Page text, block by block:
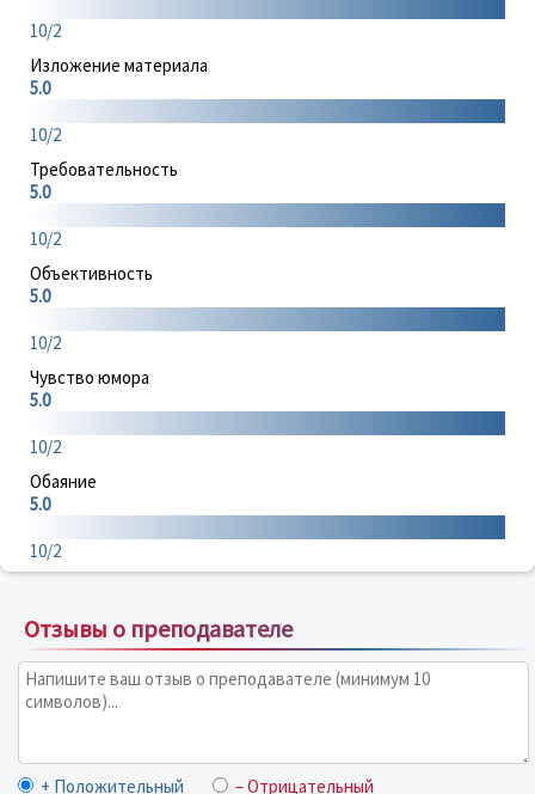
10/2
Изложение материала
5.0
10/2
Требовательность
5.0
10/2
Объективность
5.0
10/2
Чувство юмора
5.0
10/2
Обаяние
5.0
10/2
Отзывы о преподавателе
+ Положительный – Отрицательный